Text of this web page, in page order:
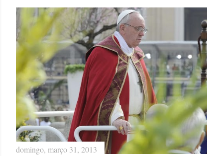
domingo, março 31, 2013